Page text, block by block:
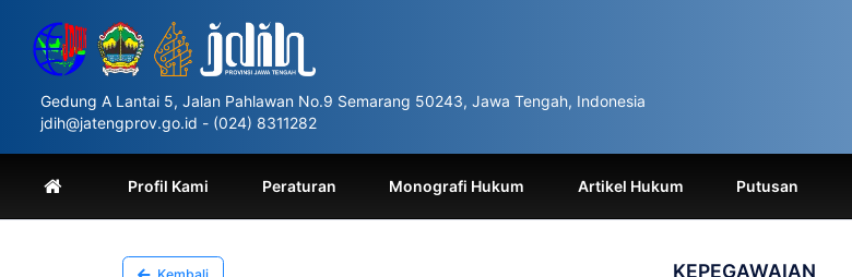
website
includes
accessibility
system.
Control-
F11
Gedung A Lantai 5, Jalan Pahlawan No.9 Semarang 50243, Jawa Tengah, Indonesia
jdih@jatengprov.go.id - (024) 8311282
Profil Kami Peraturan Monografi Hukum Artikel Hukum Putusan
KEPEGAWAIAN